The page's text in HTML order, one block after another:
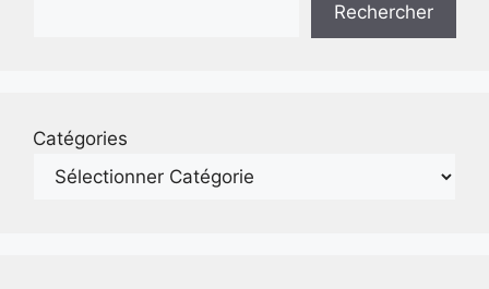
Rechercher
Catégories